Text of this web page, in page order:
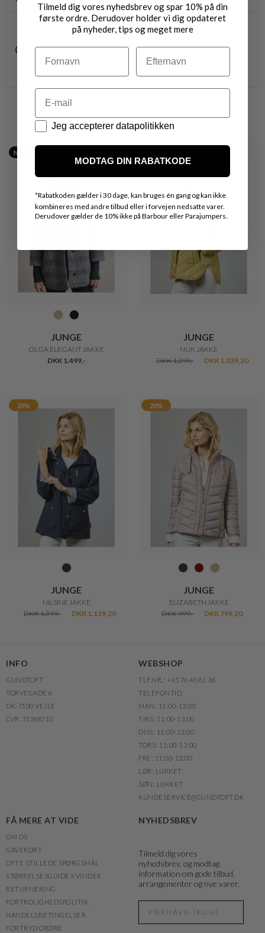
Ikke alle vores varer på webshoppen, befinder sig i
vores fysiske butikker.
Kontakt din nærmeste forretning for ydeligere info.
vedr. den ønskede vare.
VARER FRA SAMME MÆRKE
Nyhed
JUNGE
OLGA ELEGANT JAKKE
DKK 1.499,-
JUNGE
NUK JAKKE
DKK 1.299,-
DKK 1.039,20
20%
JUNGE
NILSINE JAKKE
DKK 1.399,-
DKK 1.119,20
20%
JUNGE
ELIZABETH JAKKE
DKK 999,-
DKK 799,20
INFO
GUNDTOFT
TORVEGADE 6
DK-7100 VEJLE
CVR. 51568710
WEBSHOP
TLF.NR.: +45 76 40 81 36
TELEFONTID:
MAN: 11:00-13:00
TIRS: 11:00-13:00
ONS: 11:00-13:00
TORS: 11:00-13:00
FRE: 11:00-13:00
LØR: LUKKET
SØN: LUKKET
KUNDESERVICE@GUNDTOFT.DK
FÅ MERE AT VIDE
OM OS
GAVEKORT
OFTE STILLEDE SPØRGSMÅL
STØRRELSESGUIDE KVINDER
RETURNERING
FORTROLIGHEDSPOLITIK
HANDELSBETINGELSER
FORTRYD ORDRE
NYHEDSBREV
Tilmeld dig vores
nyhedsbrev, og modtag
information om gode tilbud,
arrangementer og nye varer.
Tilmeld dig vores nyhedsbrev og spar 10% på din
første ordre. Derudover holder vi dig opdateret
på nyheder, tips og meget mere
Navn Efternavn
Email
Datapolitik
Jeg accepterer datapolitikken
MODTAG DIN RABATKODE
*Rabatkoden gælder i 30 dage, kan bruges én gang og kan ikke
kombineres med andre tilbud eller i forvejen nedsatte varer.
Derudover gælder de 10% ikke på Barbour eller Parajumpers.